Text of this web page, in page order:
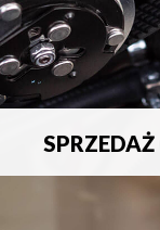
SPRZEDAŻ
Sprzedaż